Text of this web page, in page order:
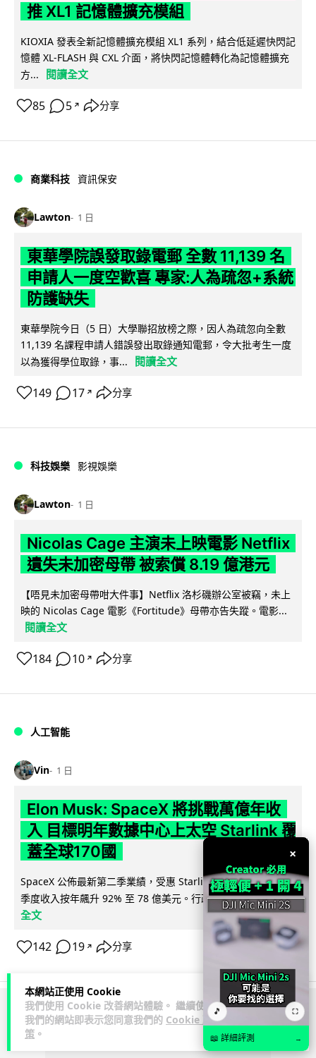
本網站正使用 Cookie
我們使用 Cookie 改善網站體驗。 繼續使用
我們的網站即表示您同意我們的 Cookie 政
策 。
推 XL1 記憶體擴充模組
KIOXIA 發表全新記憶體擴充模組 XL1 系列，結合低延遲快閃記
憶體 XL-FLASH 與 CXL 介面，將快閃記憶體轉化為記憶體擴充
方...
閱讀全文
85 5 ↗ 分享
商業科技 資訊保安
Lawton 1 日
東華學院誤發取錄電郵 全數 11,139 名
申請人一度空歡喜 專家:人為疏忽+系統
防護缺失
東華學院今日（5 日）大學聯招放榜之際，因人為疏忽向全數
11,139 名課程申請人錯誤發出取錄通知電郵，令大批考生一度
以為獲得學位取錄，事...
閱讀全文
149 17 ↗ 分享
科技娛樂 影視娛樂
Lawton 1 日
Nicolas Cage 主演未上映電影 Netflix
遺失未加密母帶 被索償 8.19 億港元
【唔見未加密母帶咁大件事】Netflix 洛杉磯辦公室被竊，未上
映的 Nicolas Cage 電影《Fortitude》母帶亦告失蹤。電影...
閱讀全文
184 10 ↗ 分享
人工智能
Vin 1 日
Elon Musk: SpaceX 將挑戰萬億年收
入 目標明年數據中心上太空 Starlink 覆
蓋全球170國
SpaceX 公佈最新第二季業績，受惠 Starlink 與 AI 業務帶動，
季度收入按年飆升 92% 至 78 億美元。行政總裁 Elon... 閱讀
全文
142 19 ↗ 分享
ADVERTISEMENT
×
🎵 ⛶
📖 詳細評測 →